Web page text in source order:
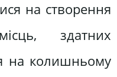
на створення
здатних
на колишньому